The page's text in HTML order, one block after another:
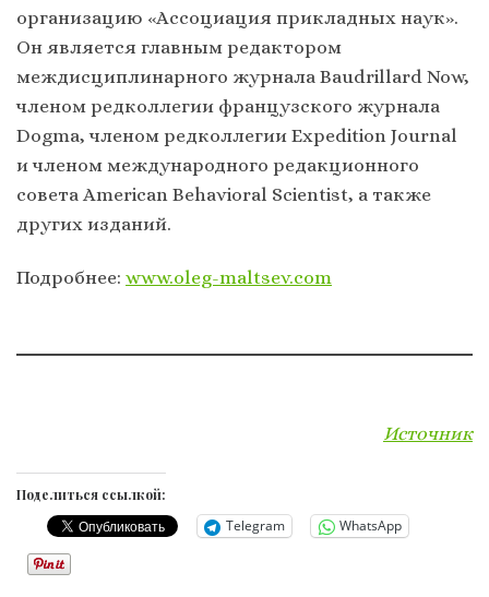
организацию «Ассоциация прикладных наук».
Он является главным редактором
междисциплинарного журнала Baudrillard Now,
членом редколлегии французского журнала
Dogma, членом редколлегии Expedition Journal
и членом международного редакционного
совета American Behavioral Scientist, а также
других изданий.
Подробнее: www.oleg-maltsev.com
Источник
Поделиться ссылкой:
Telegram WhatsApp